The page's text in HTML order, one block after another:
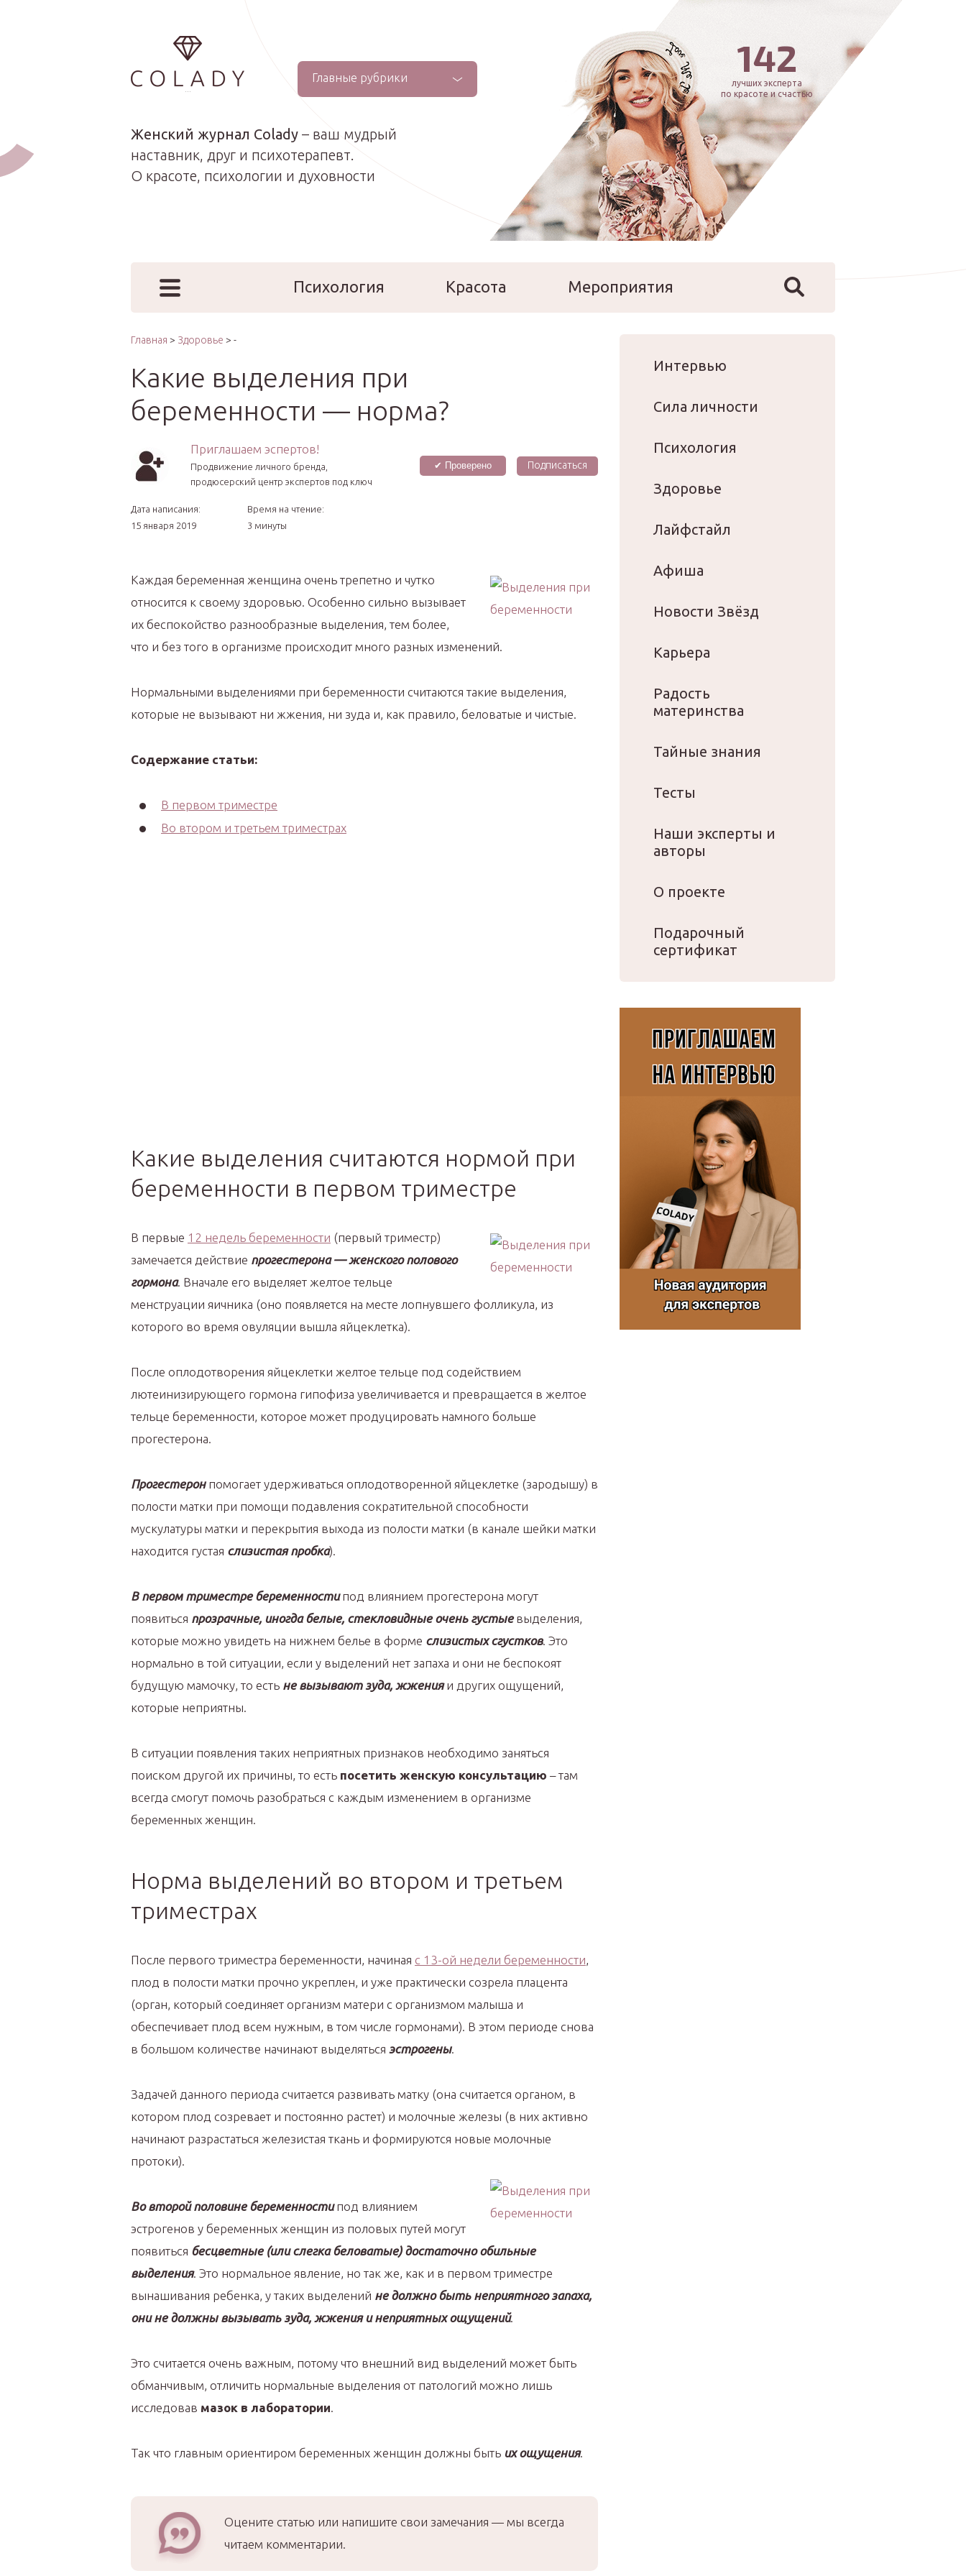
...
Главные рубрики
Женский журнал Colady – ваш мудрый
наставник, друг и психотерапевт.
О красоте, психологии и духовности
142
лучших эксперта
по красоте и счастью
Психология Красота
Мероприятия
Главная > Здоровье > -
Какие выделения при
беременности — норма?
Приглашаем эспертов!
Продвижение личного бренда,
продюсерский центр экспертов под ключ
✔ Проверено Подписаться
Дата написания:
15 января 2019
Время на чтение:
3 минуты
Каждая беременная женщина очень трепетно и чутко
относится к своему здоровью. Особенно сильно вызывает
их беспокойство разнообразные выделения, тем более,
что и без того в организме происходит много разных изменений.
Нормальными выделениями при беременности считаются такие выделения,
которые не вызывают ни жжения, ни зуда и, как правило, беловатые и чистые.
Содержание статьи:
В первом триместре
Во втором и третьем триместрах
Какие выделения считаются нормой при
беременности в первом триместре
В первые 12 недель беременности (первый триместр)
замечается действие прогестерона — женского полового
гормона. Вначале его выделяет желтое тельце
менструации яичника (оно появляется на месте лопнувшего фолликула, из
которого во время овуляции вышла яйцеклетка).
После оплодотворения яйцеклетки желтое тельце под содействием
лютеинизирующего гормона гипофиза увеличивается и превращается в желтое
тельце беременности, которое может продуцировать намного больше
прогестерона.
Прогестерон помогает удерживаться оплодотворенной яйцеклетке (зародышу) в
полости матки при помощи подавления сократительной способности
мускулатуры матки и перекрытия выхода из полости матки (в канале шейки матки
находится густая слизистая пробка).
В первом триместре беременностипод влиянием прогестерона могут
появиться прозрачные, иногда белые, стекловидные очень густыевыделения,
которые можно увидеть на нижнем белье в форме слизистых сгустков. Это
нормально в той ситуации, если у выделений нет запаха и они не беспокоят
будущую мамочку, то есть не вызывают зуда, жженияи других ощущений,
которые неприятны.
В ситуации появления таких неприятных признаков необходимо заняться
поиском другой их причины, то есть посетить женскую консультацию – там
всегда смогут помочь разобраться с каждым изменением в организме
беременных женщин.
Норма выделений во втором и третьем
триместрах
После первого триместра беременности, начиная с 13-ой недели беременности,
плод в полости матки прочно укреплен, и уже практически созрела плацента
(орган, который соединяет организм матери с организмом малыша и
обеспечивает плод всем нужным, в том числе гормонами). В этом периоде снова
в большом количестве начинают выделяться эстрогены.
Задачей данного периода считается развивать матку (она считается органом, в
котором плод созревает и постоянно растет) и молочные железы (в них активно
начинают разрастаться железистая ткань и формируются новые молочные
протоки).
Во второй половине беременностипод влиянием
эстрогенов у беременных женщин из половых путей могут
появиться бесцветные (или слегка беловатые) достаточно обильные
выделения. Это нормальное явление, но так же, как и в первом триместре
вынашивания ребенка, у таких выделений не должно быть неприятного запаха,
они не должны вызывать зуда, жжения и неприятных ощущений.
Это считается очень важным, потому что внешний вид выделений может быть
обманчивым, отличить нормальные выделения от патологий можно лишь
исследовав мазок в лаборатории.
Так что главным ориентиром беременных женщин должны быть их ощущения.
Оцените статью или напишите свои замечания — мы всегда
читаем комментарии.
Интервью
Сила личности
Психология
Здоровье
Лайфстайл
Афиша
Новости Звёзд
Карьера
Радость
материнства
Тайные знания
Тесты
Наши эксперты и
авторы
О проекте
Подарочный
сертификат